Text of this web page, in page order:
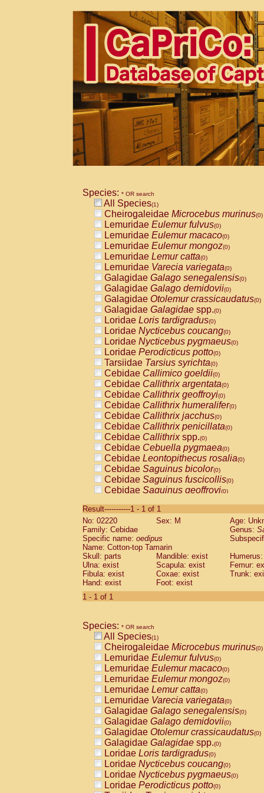
Species: * OR search
All Species(1)
Cheirogaleidae Microcebus murinus(0)
Lemuridae Eulemur fulvus(0)
Lemuridae Eulemur macaco(0)
Lemuridae Eulemur mongoz(0)
Lemuridae Lemur catta(0)
Lemuridae Varecia variegata(0)
Galagidae Galago senegalensis(0)
Galagidae Galago demidovii(0)
Galagidae Otolemur crassicaudatus(0)
Galagidae Galagidae spp.(0)
Loridae Loris tardigradus(0)
Loridae Nycticebus coucang(0)
Loridae Nycticebus pygmaeus(0)
Loridae Perodicticus potto(0)
Tarsiidae Tarsius syrichta(0)
Cebidae Callimico goeldii(0)
Cebidae Callithrix argentata(0)
Cebidae Callithrix geoffroyi(0)
Cebidae Callithrix humeralifer(0)
Cebidae Callithrix jacchus(0)
Cebidae Callithrix penicillata(0)
Cebidae Callithrixspp.(0)
Cebidae Cebuella pygmaea(0)
Cebidae Leontopithecus rosalia(0)
Cebidae Saguinus bicolor(0)
Cebidae Saguinus fuscicollis(0)
Cebidae Saguinus geoffroyi(0)
CebidaeSaguinus labiatus(0)
Cebidae Saguinus leucopus (0)
Cebidae
CebidaeSaguinus mystax
Cebidae Saguinus nigricollis (0)
Cebidae Saguinus oedipus
Cebidae Saguinus weddelli
Cebidae Saguinusspp.
Cebidae
CebidaeCebus capucinus
CebidaeCebus nigrivittatus
CebidaeCebus spp.(0)
CebidaeSaimiri boliviensis(0)
CebidaeSaimiri sciureus(0)
AtelidaeAlouatta caraya(0)
AtelidaeAlouatta fusca(0)
AtelidaeAlouatta seniculus(0)
AtelidaeAlouattaspp.(0)
AtelidaeAteles belzebuth(0)
AtelidaeAteles geoffroyi(0)
AtelidaeAteles paniscus(0)
AtelidaeAtelesspp.(0)
AtelidaeLagothrix lagothricha(0)
AtelidaeLagothrix lagothricha cana
PitheciidaeCacajao calvus
Result-----------1 - 1 of 1
No: 02220
Sex: M
Age:
Family: Cebidae
Genus:
Specific name: oedipus
Name: Cotton-top Tamarin
Skull: parts
Mandible: exist
Ulna: exist
Scapula: exist
Femur:
Fibula: exist
Coxae: exist
Trunk:
Hand: exist
Foot: exist
1 - 1 of 1
Species: * OR search
All Species(1)
Cheirogaleidae Microcebus murinus(0)
Lemuridae Eulemur fulvus(0)
Lemuridae Eulemur macaco(0)
Lemuridae Eulemur mongoz(0)
Lemuridae Lemur catta(0)
Lemuridae Varecia variegata(0)
Galagidae Galago senegalensis(0)
Galagidae Galago demidovii(0)
Galagidae Otolemur crassicaudatus(0)
Galagidae Galagidae spp.(0)
Loridae Loris tardigradus(0)
Loridae Nycticebus coucang(0)
Loridae Nycticebus pygmaeus(0)
Loridae Perodicticus potto(0)